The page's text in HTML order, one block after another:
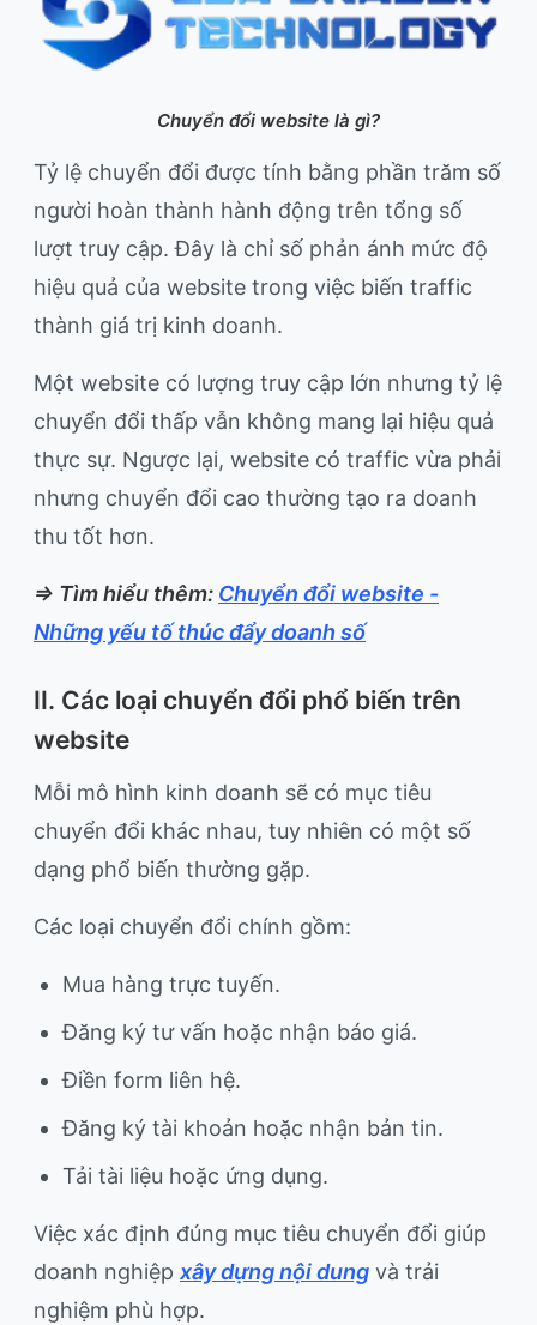
Chuyển đổi website là gì?
Tỷ lệ chuyển đổi được tính bằng phần trăm số
người hoàn thành hành động trên tổng số
lượt truy cập. Đây là chỉ số phản ánh mức độ
hiệu quả của website trong việc biến traffic
thành giá trị kinh doanh.
Một website có lượng truy cập lớn nhưng tỷ lệ
chuyển đổi thấp vẫn không mang lại hiệu quả
thực sự. Ngược lại, website có traffic vừa phải
nhưng chuyển đổi cao thường tạo ra doanh
thu tốt hơn.
=> Tìm hiểu thêm: Chuyển đổi website -
Những yếu tố thúc đẩy doanh số
II. Các loại chuyển đổi phổ biến trên
website
Mỗi mô hình kinh doanh sẽ có mục tiêu
chuyển đổi khác nhau, tuy nhiên có một số
dạng phổ biến thường gặp.
Các loại chuyển đổi chính gồm:
Mua hàng trực tuyến.
Đăng ký tư vấn hoặc nhận báo giá.
Điền form liên hệ.
Đăng ký tài khoản hoặc nhận bản tin.
Tải tài liệu hoặc ứng dụng.
Việc xác định đúng mục tiêu chuyển đổi giúp
doanh nghiệp xây dựng nội dung và trải
nghiệm phù hợp.